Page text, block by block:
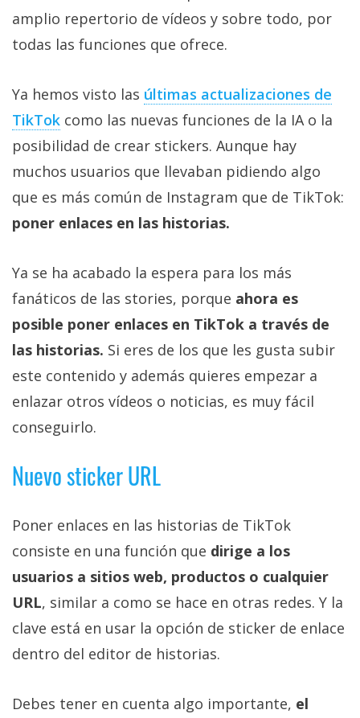
amplio repertorio de vídeos y sobre todo, por
todas las funciones que ofrece.
Ya hemos visto las últimas actualizaciones de
TikTok como las nuevas funciones de la IA o la
posibilidad de crear stickers. Aunque hay
muchos usuarios que llevaban pidiendo algo
que es más común de Instagram que de TikTok:
poner enlaces en las historias.
Ya se ha acabado la espera para los más
fanáticos de las stories, porque ahora es
posible poner enlaces en TikTok a través de
las historias. Si eres de los que les gusta subir
este contenido y además quieres empezar a
enlazar otros vídeos o noticias, es muy fácil
conseguirlo.
Nuevo sticker URL
Poner enlaces en las historias de TikTok
consiste en una función que dirige a los
usuarios a sitios web, productos o cualquier
URL, similar a como se hace en otras redes. Y la
clave está en usar la opción de sticker de enlace
dentro del editor de historias.
Debes tener en cuenta algo importante, el